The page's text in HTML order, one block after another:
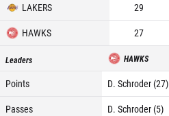
LAKERS 29
HAWKS
27
Leaders HAWKS
Points D. Schroder (27)
Passes
D. Schroder (5)